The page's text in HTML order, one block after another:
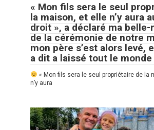
« Mon fils sera le seul
la maison, et elle n’y aura
droit », a déclaré ma belle-
de la cérémonie de notre
mon père s’est alors levé,
a dit a laissé tout le monde
« Mon fils sera le seul propriétaire de la
n’y aura